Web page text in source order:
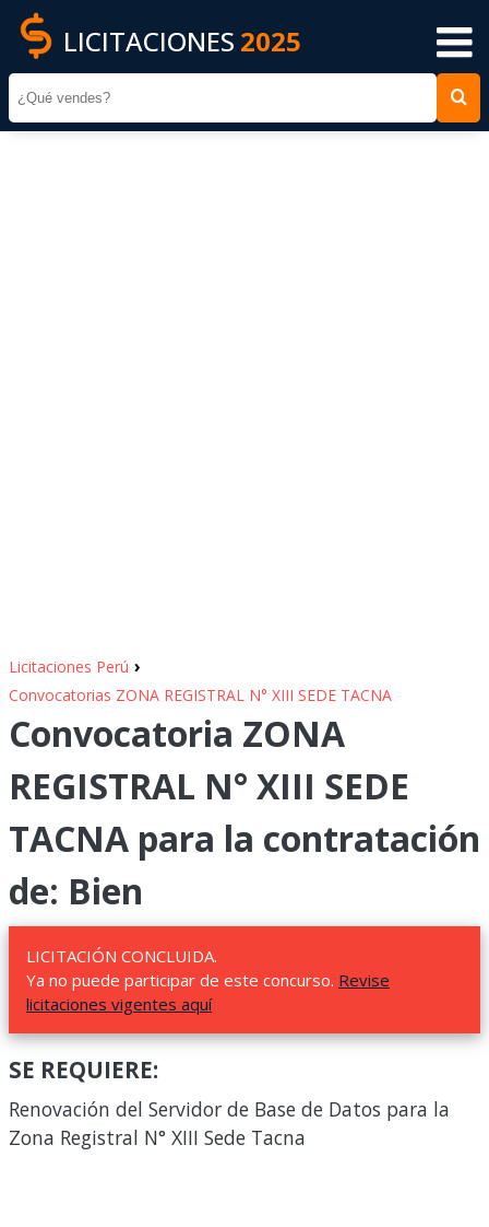
LICITACIONES 2025
Licitaciones Perú ›
Convocatorias ZONA REGISTRAL N° XIII SEDE TACNA
Convocatoria ZONA
REGISTRAL N° XIII SEDE
TACNA para la contratación
de: Bien
LICITACIÓN CONCLUIDA.
Ya no puede participar de este concurso. Revise
licitaciones vigentes aquí
SE REQUIERE:
Renovación del Servidor de Base de Datos para la
Zona Registral N° XIII Sede Tacna